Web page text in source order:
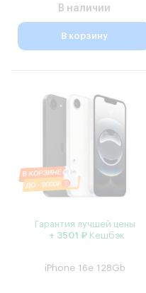
В наличии
В корзину
Гарантия лучшей цены
+ 3501 ₽Кешбэк
iPhone 16e 128Gb